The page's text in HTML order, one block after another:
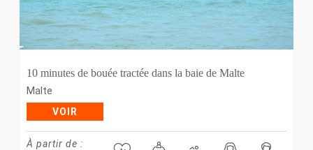
10 minutes de bouée tractée dans la baie de Malte
Malte
VOIR
À partir de :